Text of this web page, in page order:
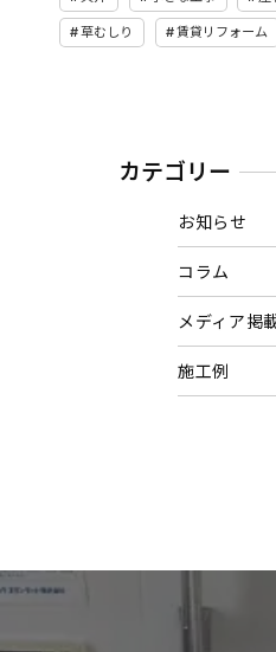
草むしり 賃貸リフォーム
カテゴリー
お知らせ
コラム
メディア掲
施工例